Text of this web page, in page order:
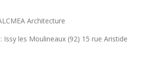
Architecture
Issy les Moulineaux (92) 15 rue Aristide